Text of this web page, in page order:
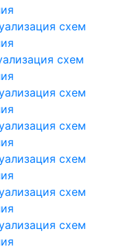
схем
схем
схем
схем
схем
схем
схем